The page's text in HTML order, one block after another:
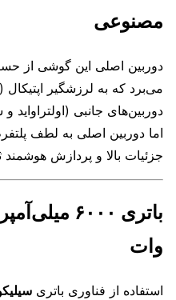
مصنوعی
دوربین اصلی این گوشی از
می‌برد که به لرزشگیر اپتیکال (
دوربین‌های جانبی
اما دوربین اصلی به لطف
جزئیات بالا و پردازش
وات
استفاده از فناوری باتری